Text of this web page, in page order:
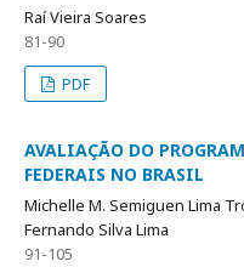
Raí Vieira Soares
81-90
PDF
AVALIAÇÃO DO
FEDERAIS NO BRASIL
Michelle M. Semiguen Lima
Fernando Silva Lima
91-105